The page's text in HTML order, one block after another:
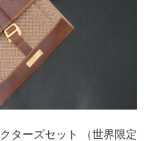
ターズセット （世界限定